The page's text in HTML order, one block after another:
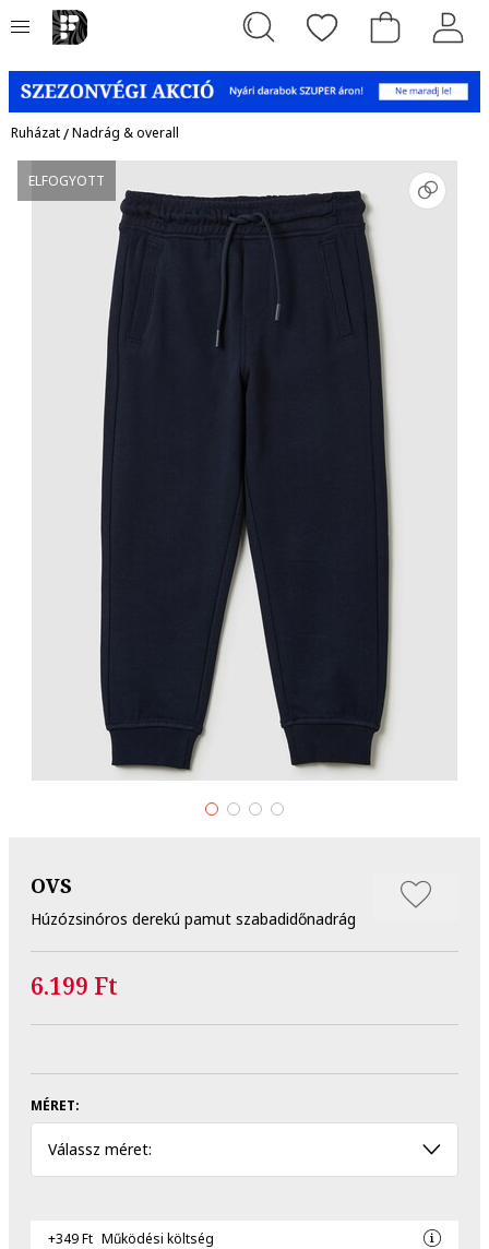
Ruházat/Nadrág & overall
ELFOGYOTT
OVS
Húzózsinóros derekú pamut szabadidőnadrág
6.199 Ft
MÉRET:
Válassz méret:
+349 Ft Működési költség